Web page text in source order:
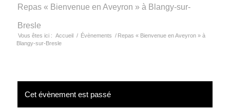
Repas « Bienvenue en Aveyron » à Blangy-sur-
Bresle
Vous êtes ici : Accueil / Évènements / Repas « Bienvenue en Aveyron » à
Blangy-sur-Bresle
Cet évènement est passé